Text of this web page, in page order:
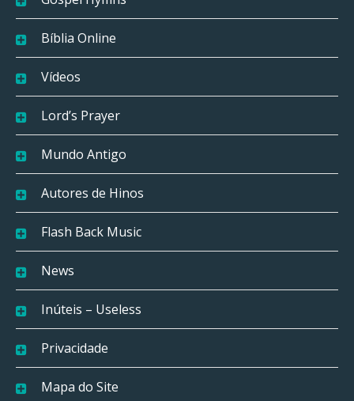
Bíblia Online
Vídeos
Lord’s Prayer
Mundo Antigo
Autores de Hinos
Flash Back Music
News
Inúteis – Useless
Privacidade
Mapa do Site